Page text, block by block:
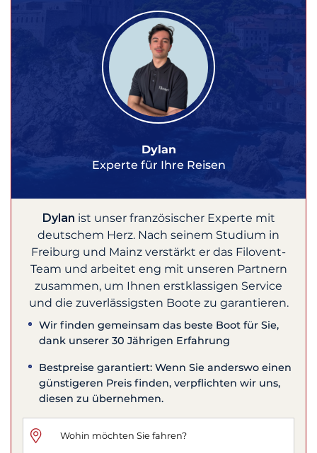
Dylan
Experte für Ihre Reisen
Dylan ist unser französischer Experte mit
deutschem Herz. Nach seinem Studium in
Freiburg und Mainz verstärkt er das Filovent-
Team und arbeitet eng mit unseren Partnern
zusammen, um Ihnen erstklassigen Service
und die zuverlässigsten Boote zu garantieren.
Wir finden gemeinsam das beste Boot für Sie,
dank unserer 30 Jährigen Erfahrung
Bestpreise garantiert: Wenn Sie anderswo einen
günstigeren Preis finden, verpflichten wir uns,
diesen zu übernehmen.